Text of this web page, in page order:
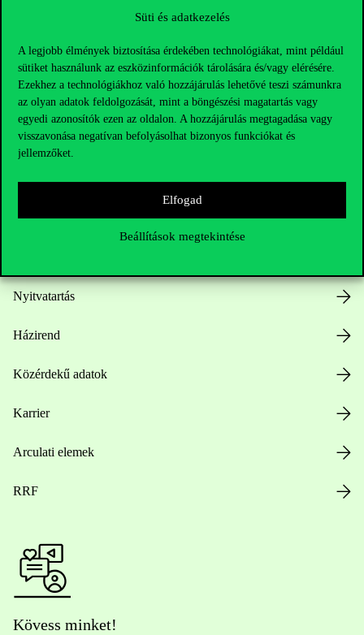
Süti és adatkezelés
A legjobb élmények biztosítása érdekében technológiákat, mint például
sütiket használunk az eszközinformációk tárolására és/vagy elérésére.
Ezekhez a technológiákhoz való hozzájárulás lehetővé teszi számunkra
az olyan adatok feldolgozását, mint a böngészési magatartás vagy
egyedi azonosítók ezen az oldalon. A hozzájárulás megtagadása vagy
visszavonása negatívan befolyásolhat bizonyos funkciókat és
jellemzőket.
Elfogad
Beállítások megtekintése
HUB jelenlegi hallgatóinknak
Sajtó:press@uni-corvinus.hu
Nyitvatartás
Házirend
Közérdekű adatok
Karrier
Arculati elemek
RRF
Kövess minket!